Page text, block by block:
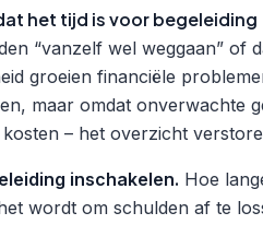
het tijd is voor begeleiding
“vanzelf wel weggaan” of
groeien financiële
maar omdat onverwachte
– het overzicht
inschakelen. Hoe
wordt om schulden af te